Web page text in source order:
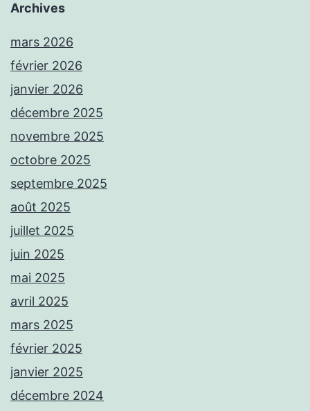
Archives
mars 2026
février 2026
janvier 2026
décembre 2025
novembre 2025
octobre 2025
septembre 2025
août 2025
juillet 2025
juin 2025
mai 2025
avril 2025
mars 2025
février 2025
janvier 2025
décembre 2024